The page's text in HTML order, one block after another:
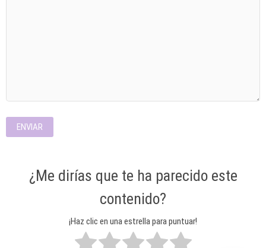
¿Me dirías que te ha parecido este
contenido?
¡Haz clic en una estrella para puntuar!